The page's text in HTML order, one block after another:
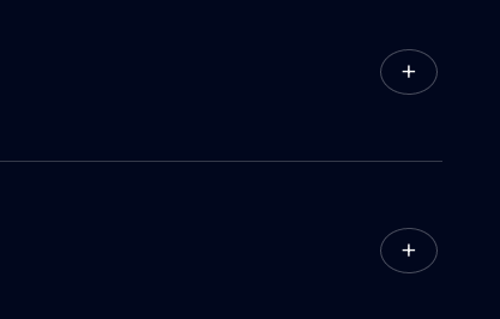
+
+